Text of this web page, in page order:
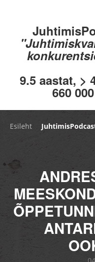
9.5 aastat, >
660
Esileht